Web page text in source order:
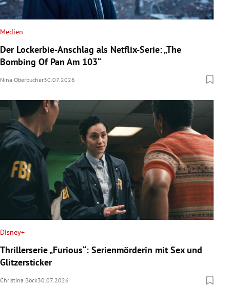
Medien
Der Lockerbie-Anschlag als Netflix-Serie: „The
Bombing Of Pan Am 103“
Nina Oberbucher30.07.2026
Disney+
Thrillerserie „Furious“: Serienmörderin mit Sex und
Glitzersticker
Christina Böck30.07.2026